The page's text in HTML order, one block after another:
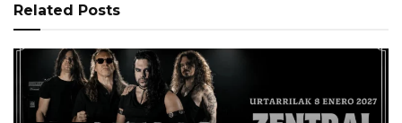
Related Posts